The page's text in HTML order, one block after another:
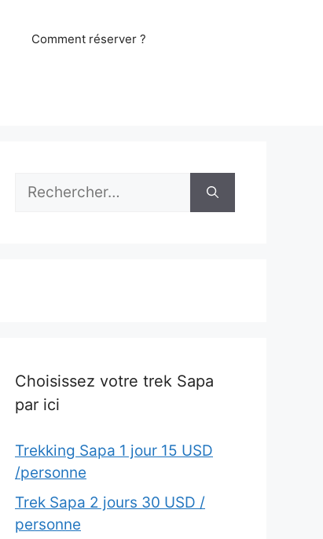
Comment réserver ?
Rechercher :
Choisissez votre trek Sapa
par ici
Trekking Sapa 1 jour 15 USD
/personne
Trek Sapa 2 jours 30 USD /
personne